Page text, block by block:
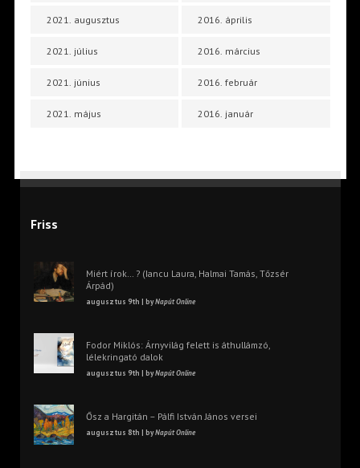
2021. augusztus
2021. július
2021. június
2021. május
2016. április
2016. március
2016. február
2016. január
Friss
Miért írok… ? (Iancu Laura, Halmai Tamás, Tőzsér
Árpád)
augusztus 9th | byNapút Online
Fodor Miklós: Árnyvilág felett is áthullámzó,
lélekringató dalok
augusztus 9th | byNapút Online
Ősz a Hargitán – Pálfi István János versei
augusztus 8th | byNapút Online